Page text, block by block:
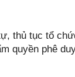
thủ tục tổ
quyền phê